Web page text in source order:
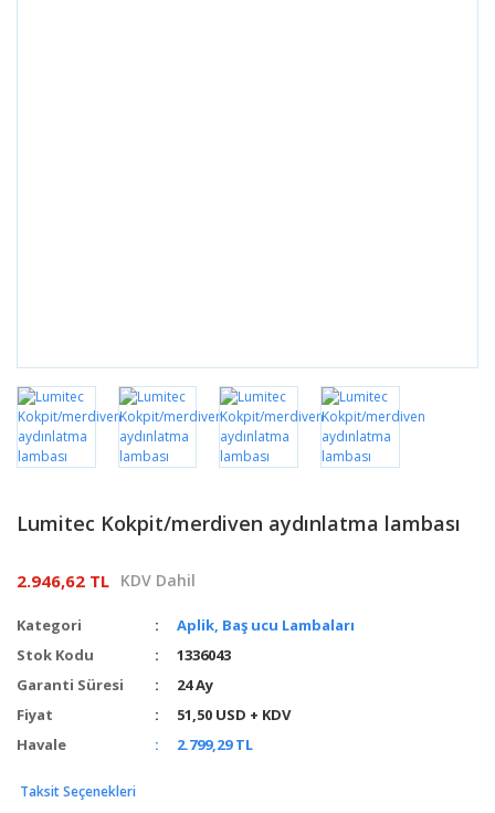
Lumitec Kokpit/merdiven aydınlatma lambası
2.946,62 TL KDV Dahil
Kategori
Aplik, Baş ucu Lambaları
Stok Kodu
1336043
Garanti Süresi
24 Ay
Fiyat
51,50 USD + KDV
Havale
2.799,29 TL
Taksit Seçenekleri